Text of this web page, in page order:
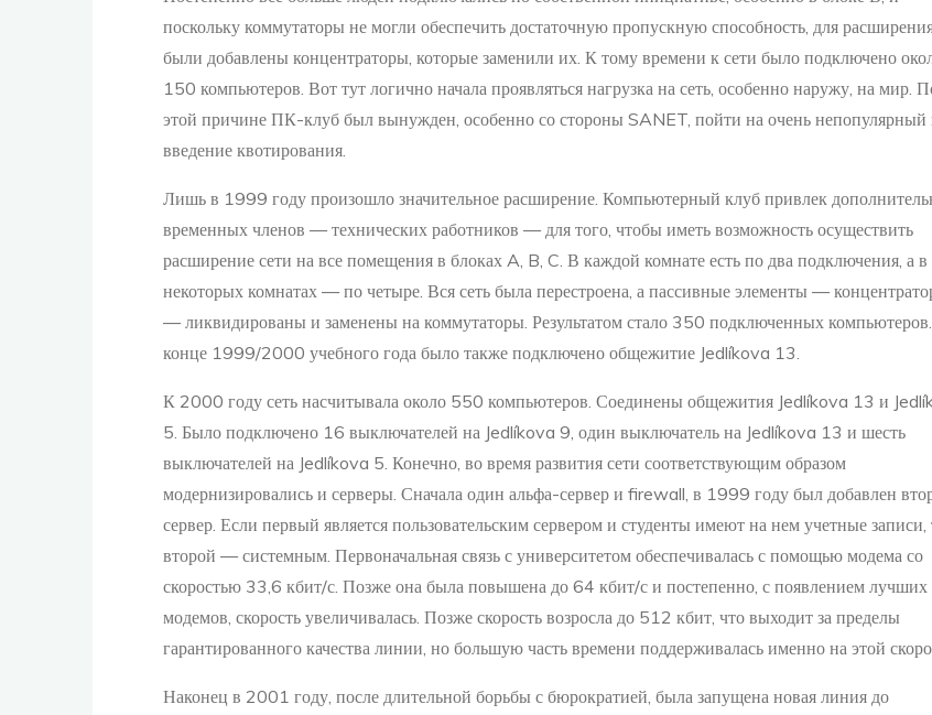
поскольку коммутаторы не могли обеспечить достаточную пропускную способность, для
были добавлены концентраторы, которые заменили их. К тому времени к сети было подключено
150 компьютеров. Вот тут логично начала проявляться нагрузка на сеть, особенно наружу, на мир.
этой причине ПК-клуб был вынужден, особенно со стороны SANET, пойти на очень непопулярный
введение квотирования.
Лишь в 1999 году произошло значительное расширение. Компьютерный клуб привлек
временных членов — технических работников — для того, чтобы иметь возможность осуществить
расширение сети на все помещения в блоках A, B, C. В каждой комнате есть по два подключения, а в
некоторых комнатах — по четыре. Вся сеть была перестроена, а пассивные элементы —
— ликвидированы и заменены на коммутаторы. Результатом стало 350 подключенных
конце 1999/2000 учебного года было также подключено общежитие Jedlíkova 13.
К 2000 году сеть насчитывала около 550 компьютеров. Соединены общежития Jedlíkova 13 и
5. Было подключено 16 выключателей на Jedlíkova 9, один выключатель на Jedlíkova 13 и шесть
выключателей на Jedlíkova 5. Конечно, во время развития сети соответствующим образом
модернизировались и серверы. Сначала один альфа-сервер и firewall, в 1999 году был добавлен
сервер. Если первый является пользовательским сервером и студенты имеют на нем учетные записи,
второй — системным. Первоначальная связь с университетом обеспечивалась с помощью модема со
скоростью 33,6 кбит/с. Позже она была повышена до 64 кбит/с и постепенно, с появлением лучших
модемов, скорость увеличивалась. Позже скорость возросла до 512 кбит, что выходит за пределы
гарантированного качества линии, но большую часть времени поддерживалась именно на этой
Наконец в 2001 году, после длительной борьбы с бюрократией, была запущена новая линия до